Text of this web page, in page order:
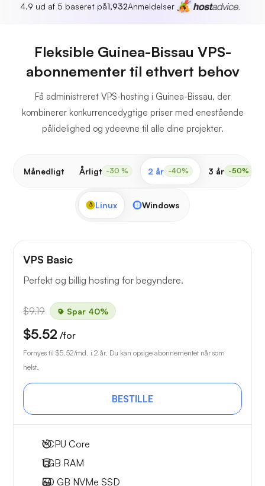
4.9 ud af 5 baseret på1,932Anmeldelser
Fleksible Guinea-Bissau VPS-
abonnementer til ethvert behov
Få administreret VPS-hosting i Guinea-Bissau, der
kombinerer konkurrencedygtige priser med enestående
pålidelighed og ydeevne til alle dine projekter.
Månedligt Årligt -30 % 2 år -40% 3 år -50%
Linux Windows
VPS Basic
Perfekt og billig hosting for begyndere.
$9.19 Spar 40%
$5.52 /for
Fornyes til $5.52/md. i 2 år. Du kan opsige abonnementet når som
helst.
BESTILLE
1CPU Core
1 GB RAM
30 GB NVMe SSD